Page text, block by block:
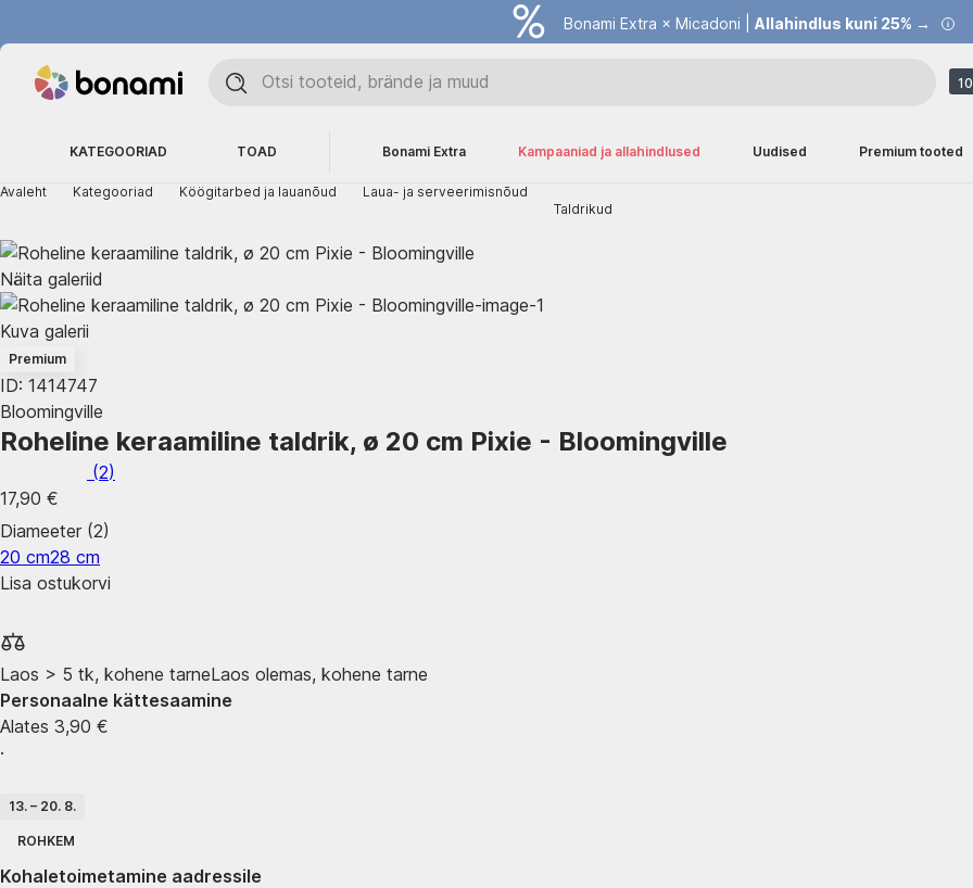
Bonami Extra × Micadoni | Allahindlus kuni 25% →
KATEGOORIAD TOAD Bonami Extra Kampaaniad ja allahindlused Uudised Premium tooted
Avaleht Kategooriad Köögitarbed ja lauanõud
Laua- ja serveerimisnõud
Taldrikud
Näita galeriid
Kuva galerii
Premium
ID: 1414747
Bloomingville
Roheline keraamiline taldrik, ø 20 cm Pixie - Bloomingville
(2)
17,90 €
Diameeter (2)
20 cm28 cm
Lisa ostukorvi
Laos > 5 tk, kohene tarneLaos olemas, kohene tarne
Personaalne kättesaamine
Alates 3,90 €
·
13. – 20. 8.
ROHKEM
Kohaletoimetamine aadressile